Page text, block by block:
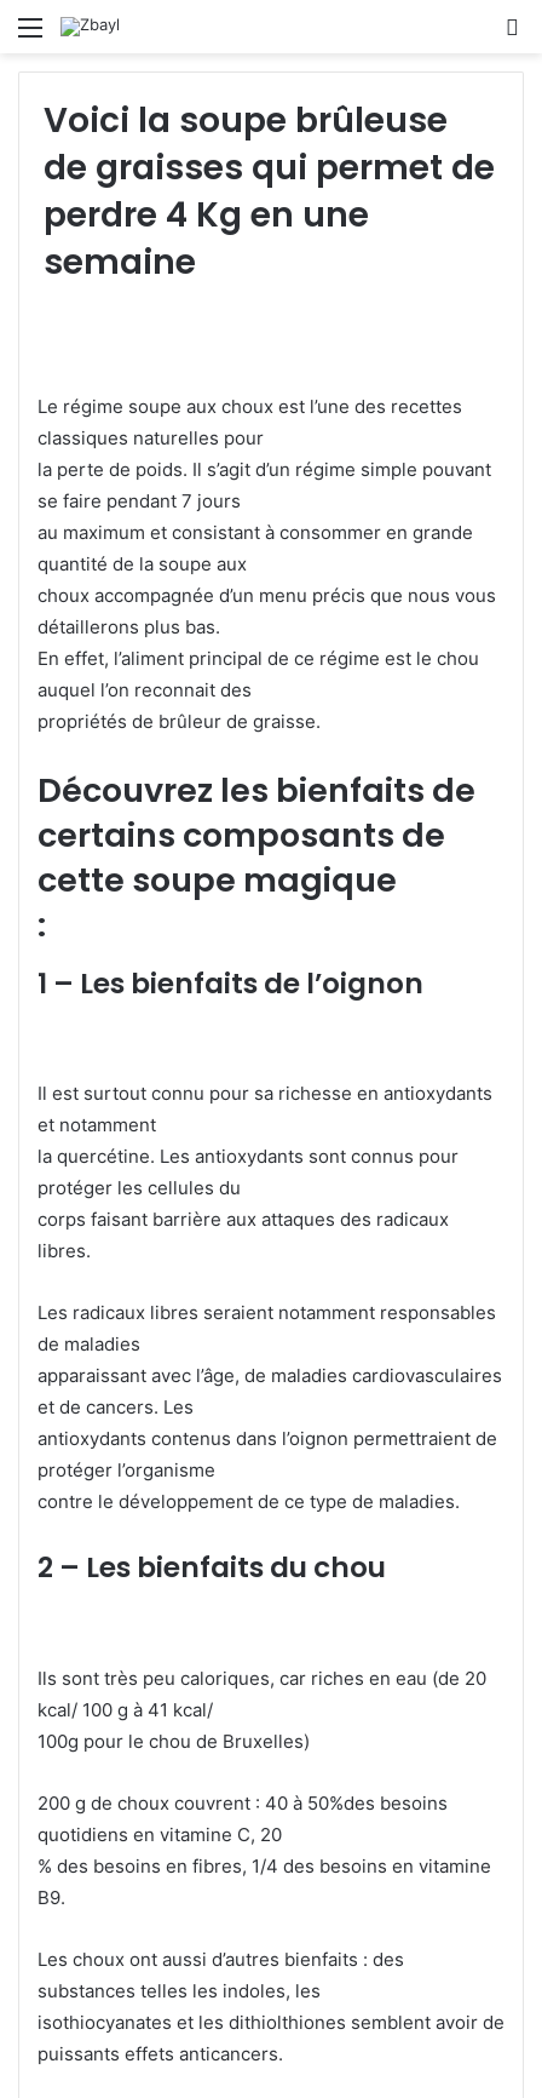
Menu
Voici la soupe brûleuse
de graisses qui permet de
perdre 4 Kg en une
semaine
Le régime soupe aux choux est l’une des recettes
classiques naturelles pour
la perte de poids. Il s’agit d’un régime simple pouvant
se faire pendant 7 jours
au maximum et consistant à consommer en grande
quantité de la soupe aux
choux accompagnée d’un menu précis que nous vous
détaillerons plus bas.
En effet, l’aliment principal de ce régime est le chou
auquel l’on reconnait des
propriétés de brûleur de graisse.
Découvrez les bienfaits de
certains composants de
cette soupe magique
:
1 – Les bienfaits de l’oignon
Il est surtout connu pour sa richesse en antioxydants
et notamment
la quercétine. Les antioxydants sont connus pour
protéger les cellules du
corps faisant barrière aux attaques des radicaux
libres.
Les radicaux libres seraient notamment responsables
de maladies
apparaissant avec l’âge, de maladies cardiovasculaires
et de cancers. Les
antioxydants contenus dans l’oignon permettraient de
protéger l’organisme
contre le développement de ce type de maladies.
2 – Les bienfaits du chou
Ils sont très peu caloriques, car riches en eau (de 20
kcal/ 100 g à 41 kcal/
100g pour le chou de Bruxelles)
200 g de choux couvrent : 40 à 50%des besoins
quotidiens en vitamine C, 20
% des besoins en fibres, 1/4 des besoins en vitamine
B9.
Les choux ont aussi d’autres bienfaits : des
substances telles les indoles, les
isothiocyanates et les dithiolthiones semblent avoir de
puissants effets anticancers.